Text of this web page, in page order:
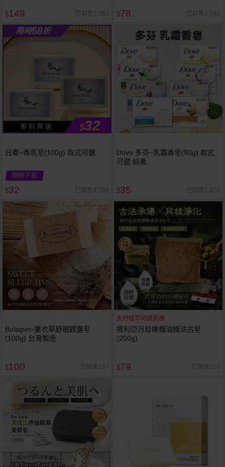
$149 已銷售1,084 $78 已銷售3,044
限時58折
即 刻 開 搶 $32
日春~香氛皂(100g) 款式可選
限時下殺
$32 已銷售4,769
Dove 多芬~乳霜香皂(90g) 款式
可選 純素
$35 已銷售2,079
Bolaipin~薰衣草舒眠鎂鹽皂
(100g) 台灣製造
$100 已銷售137
天然植萃呵護肌膚
敘利亞月桂橄欖油精油古皂
(200g)
$79 已銷售310